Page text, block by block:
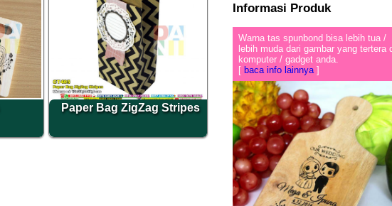
Paper Bag ZigZag Stripes
Informasi Produk
Warna tas spunbond bisa lebih tua /
lebih muda dari gambar yang tertera
komputer / gadget anda.
[ baca info lainnya]